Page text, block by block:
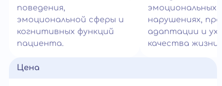
поведения,
эмоциональной сферы и
когнитивных функций
пациента.
эмоциональных
нарушениях,
адаптации и
качества жизни.
Цена